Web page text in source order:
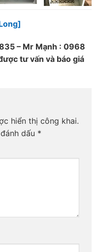
– Mr Mạnh : 0968
tư vấn và báo giá
hiển thị công khai.
dấu *